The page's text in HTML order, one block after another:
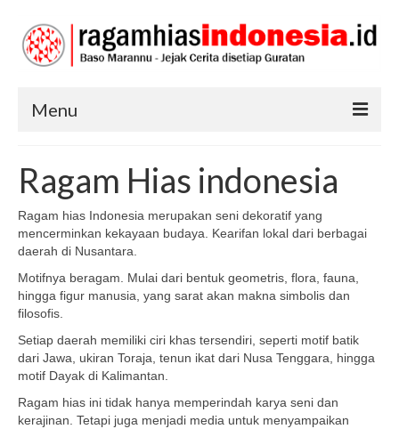
Menu
SENI DAN BUDAYA
TRADISI
Ragam Hias indonesia
Ragam hias Indonesia merupakan seni dekoratif yang
mencerminkan kekayaan budaya. Kearifan lokal dari berbagai
daerah di Nusantara.
Motifnya beragam. Mulai dari bentuk geometris, flora, fauna,
hingga figur manusia, yang sarat akan makna simbolis dan
filosofis.
Setiap daerah memiliki ciri khas tersendiri, seperti motif batik
dari Jawa, ukiran Toraja, tenun ikat dari Nusa Tenggara, hingga
motif Dayak di Kalimantan.
Ragam hias ini tidak hanya memperindah karya seni dan
kerajinan. Tetapi juga menjadi media untuk menyampaikan